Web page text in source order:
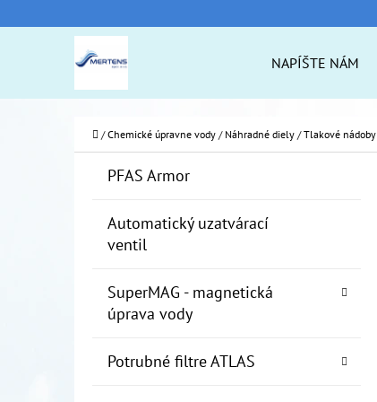
NAPÍŠTE NÁM
Domov
/ Chemické úpravne vody / Náhradné diely / Tlakové nádoby
Preskočiť
PFAS Armor
Automatický uzatvárací
ventil
SuperMAG - magnetická
úprava vody
Potrubné filtre ATLAS
Í
do
obchodu
do
obchodu